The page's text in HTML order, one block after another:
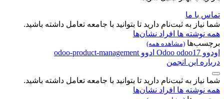
تماس با ما
شما نیاز به ثبت‌نام دارید تا بتوانید با جامعه تعامل داشته باشید.
همه نوشته ها افراد نشان‌ها
برچسب‌ها (مشاهده همه)
اودوو Odoo odoo17 ادوو odoo-product-management
درباره این انجمن
شما نیاز به ثبت‌نام دارید تا بتوانید با جامعه تعامل داشته باشید.
همه نوشته ها افراد نشان‌ها